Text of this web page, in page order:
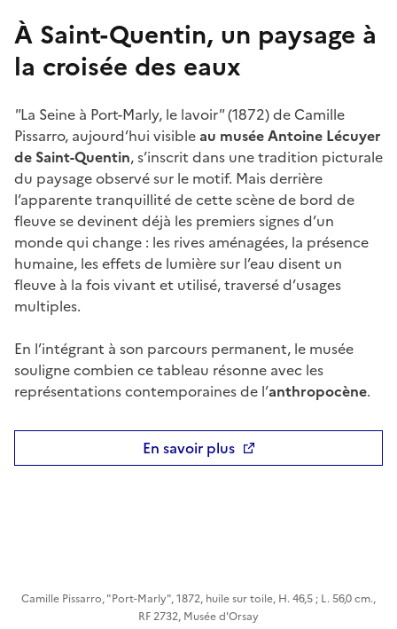
À Saint-Quentin, un paysage à
la croisée des eaux
"La Seine à Port-Marly, le lavoir"(1872) de Camille
Pissarro, aujourd’hui visibleau musée Antoine Lécuyer
de Saint-Quentin, s’inscrit dans une tradition picturale
du paysage observé sur le motif. Mais derrière
l’apparente tranquillité de cette scène de bord de
fleuve se devinent déjà les premiers signes d’un
monde qui change : les rives aménagées, la présence
humaine, les effets de lumière sur l’eau disent un
fleuve à la fois vivant et utilisé, traversé d’usages
multiples.
En l’intégrant à son parcours permanent, le musée
souligne combien ce tableau résonne avec les
représentations contemporaines de l’anthropocène.
En savoir plus
Camille Pissarro, "Port-Marly", 1872, huile sur toile, H. 46,5 ; L. 56,0 cm.,
RF 2732, Musée d'Orsay